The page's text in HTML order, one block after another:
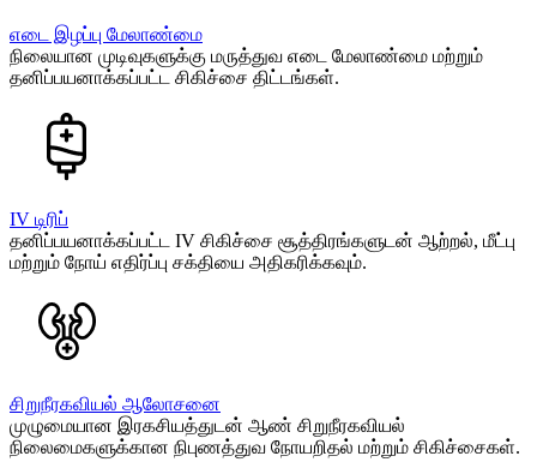
எடை இழப்பு மேலாண்மை
நிலையான முடிவுகளுக்கு மருத்துவ எடை மேலாண்மை மற்றும்
தனிப்பயனாக்கப்பட்ட சிகிச்சை திட்டங்கள்.
IV டிரிப்
தனிப்பயனாக்கப்பட்ட IV சிகிச்சை சூத்திரங்களுடன் ஆற்றல், மீட்பு
மற்றும் நோய் எதிர்ப்பு சக்தியை அதிகரிக்கவும்.
சிறுநீரகவியல் ஆலோசனை
முழுமையான இரகசியத்துடன் ஆண் சிறுநீரகவியல்
நிலைமைகளுக்கான நிபுணத்துவ நோயறிதல் மற்றும் சிகிச்சைகள்.